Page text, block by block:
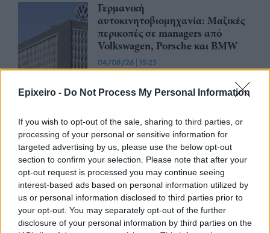
Epixeiro - Do Not Process My Personal Information
If you wish to opt-out of the sale, sharing to third parties, or
processing of your personal or sensitive information for
targeted advertising by us, please use the below opt-out
section to confirm your selection. Please note that after your
opt-out request is processed you may continue seeing
interest-based ads based on personal information utilized by
us or personal information disclosed to third parties prior to
your opt-out. You may separately opt-out of the further
disclosure of your personal information by third parties on the
Γερμανική
αυτοκινητοβιομηχανία: Μαζικές
περικοπές σε managers από
Volkswagen, Porsche και BMW
04/08/26 | 15:23
«Πράσινο φως» από την Κομισιόν
για τη διαπίστευση του Ελληνικού
03/08/26 11:10
ING: Ενίσχυση κερδών κατά 16%
στα 1,95 δισ. ευρώ το δεύτερο
τρίμηνο, ξεπερνώντας τις
προβλέψεις της αγοράς
30/07/26|16:27